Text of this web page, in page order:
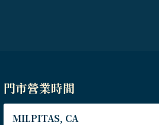
門市營業時間
MILPITAS, CA